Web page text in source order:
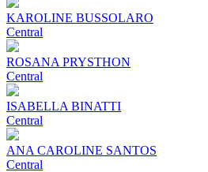
KAROLINE BUSSOLARO
Central
ROSANA PRYSTHON
Central
ISABELLA BINATTI
Central
ANA CAROLINE SANTOS
Central